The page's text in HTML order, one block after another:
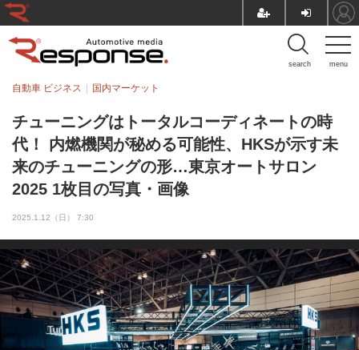
menu
search
チューニングはトータルコーディネートの時
代！ 内燃機関が秘める可能性、HKSが示す未
来のチューニングの形…東京オートサロン
2025 1枚目の写真・画像
自動車 ビジネス 国内マーケット
2025.1.12（日） 7:30